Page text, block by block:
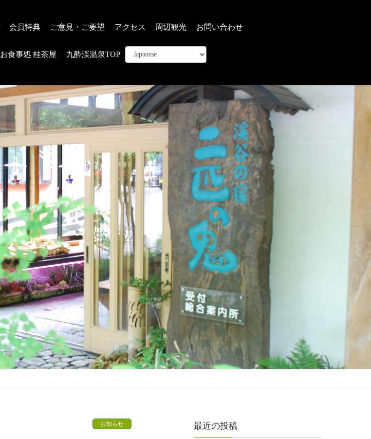
会員特典 ご意見・ご要望 アクセス 周辺観光 お問い合わせ
お食事処 桂茶屋 九酔渓温泉TOP
お知らせ 最近の投稿